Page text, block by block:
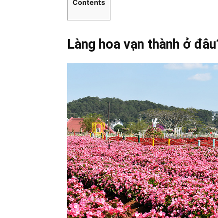
Contents
Làng hoa vạn thành ở